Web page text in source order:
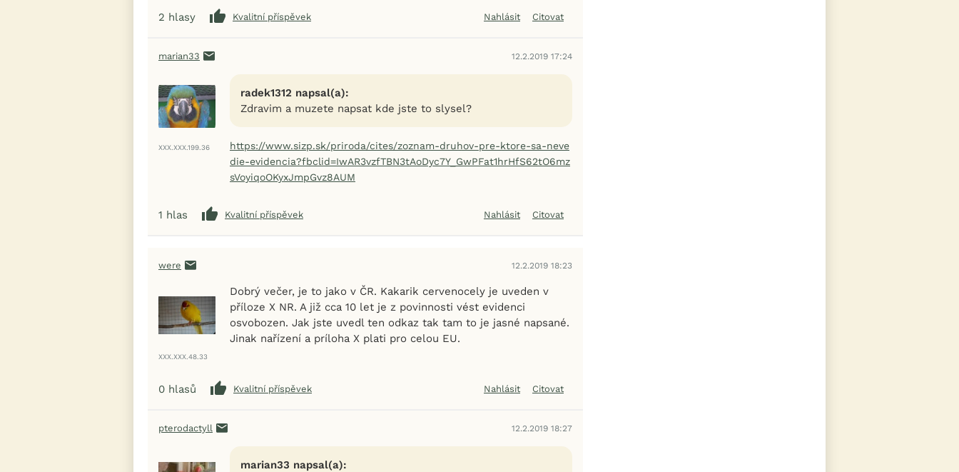
2 hlasy Kvalitní příspěvek Nahlásit Citovat
marian33 12.2.2019 17:24
XXX.XXX.199.36
radek1312 napsal(a):
Zdravim a muzete napsat kde jste to slysel?
https://www.sizp.sk/priroda/cites/zoznam-druhov-pre-ktore-sa-neve
die-evidencia?fbclid=IwAR3vzfTBN3tAoDyc7Y_GwPFat1hrHfS62tO6mz
sVoyiqoOKyxJmpGvz8AUM
1 hlas Kvalitní příspěvek Nahlásit Citovat
were 12.2.2019 18:23
XXX.XXX.48.33
Dobrý večer, je to jako v ČR. Kakarik cervenocely je uveden v
příloze X NR. A již cca 10 let je z povinnosti vést evidenci
osvobozen. Jak jste uvedl ten odkaz tak tam to je jasné napsané.
Jinak nařízení a príloha X plati pro celou EU.
0 hlasů Kvalitní příspěvek Nahlásit Citovat
pterodactyll 12.2.2019 18:27
marian33 napsal(a):